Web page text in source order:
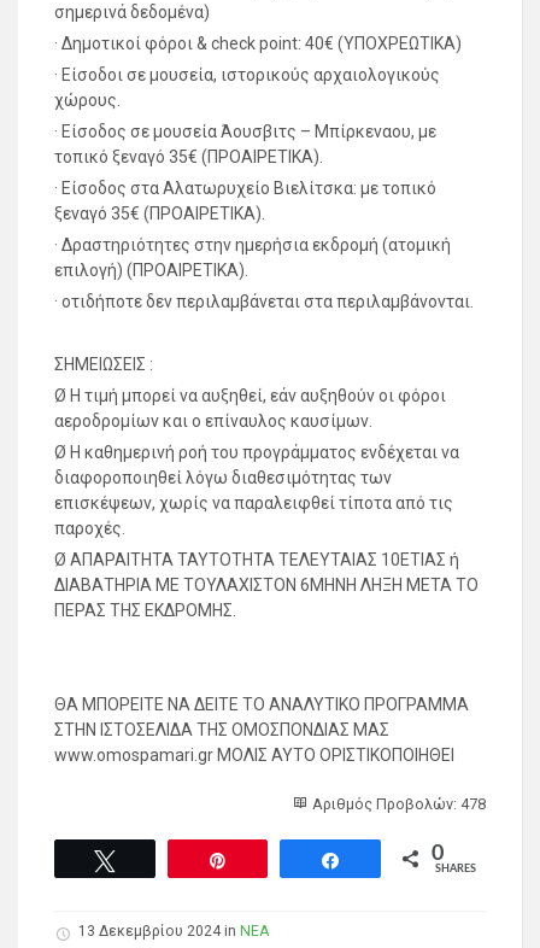
σημερινά δεδομένα)
· Δημοτικοί φόροι & check point: 40€ (ΥΠΟΧΡΕΩΤΙΚΑ)
· Είσοδοι σε μουσεία, ιστορικούς αρχαιολογικούς
χώρους.
· Είσοδος σε μουσεία Άουσβιτς – Μπίρκεναου, με
τοπικό ξεναγό 35€ (ΠΡΟΑΙΡΕΤΙΚΑ).
· Είσοδος στα Αλατωρυχείο Βιελίτσκα: με τοπικό
ξεναγό 35€ (ΠΡΟΑΙΡΕΤΙΚΑ).
· Δραστηριότητες στην ημερήσια εκδρομή (ατομική
επιλογή) (ΠΡΟΑΙΡΕΤΙΚΑ).
· οτιδήποτε δεν περιλαμβάνεται στα περιλαμβάνονται.
ΣΗΜΕΙΩΣΕΙΣ :
Ø Η τιμή μπορεί να αυξηθεί, εάν αυξηθούν οι φόροι
αεροδρομίων και ο επίναυλος καυσίμων.
Ø Η καθημερινή ροή του προγράμματος ενδέχεται να
διαφοροποιηθεί λόγω διαθεσιμότητας των
επισκέψεων, χωρίς να παραλειφθεί τίποτα από τις
παροχές.
Ø ΑΠΑΡΑΙΤΗΤΑ ΤΑΥΤΟΤΗΤΑ ΤΕΛΕΥΤΑΙΑΣ 10ΕΤΙΑΣ ή
ΔΙΑΒΑΤΗΡΙΑ ΜΕ ΤΟΥΛΑΧΙΣΤΟΝ 6ΜΗΝΗ ΛΗΞΗ ΜΕΤΑ ΤΟ
ΠΕΡΑΣ ΤΗΣ ΕΚΔΡΟΜΗΣ.
ΘΑ ΜΠΟΡΕΙΤΕ ΝΑ ΔΕΙΤΕ ΤΟ ΑΝΑΛΥΤΙΚO ΠΡΟΓΡΑΜΜΑ
ΣΤΗΝ ΙΣΤΟΣΕΛΙΔΑ ΤΗΣ ΟΜΟΣΠΟΝΔΙΑΣ ΜΑΣ
www.omospamari.gr ΜΟΛΙΣ ΑΥΤΟ ΟΡΙΣΤΙΚΟΠΟΙΗΘΕΙ
Αριθμός Προβολών: 478
0
SHARES
13 Δεκεμβρίου 2024 in ΝΕΑ